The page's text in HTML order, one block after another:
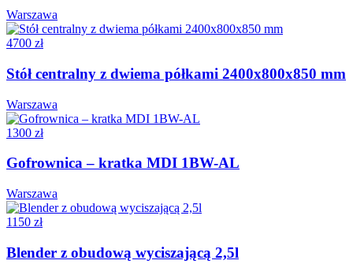
Warszawa
4700 zł
Stół centralny z dwiema półkami 2400x800x850 mm
Warszawa
1300 zł
Gofrownica – kratka MDI 1BW-AL
Warszawa
1150 zł
Blender z obudową wyciszającą 2,5l